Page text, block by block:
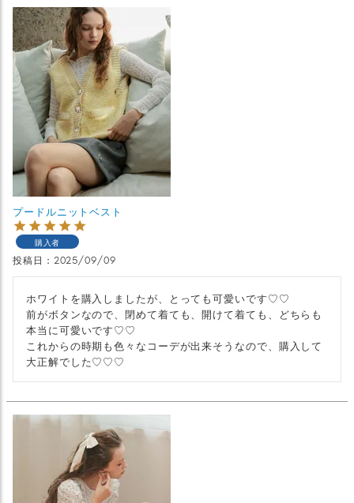
プードルニットベスト
購入者
投稿日 2025/09/09
ホワイトを購入しましたが、とっても可愛いです♡♡
前がボタンなので、閉めて着ても、開けて着ても、どちらも
本当に可愛いです♡♡
これからの時期も色々なコーデが出来そうなので、購入して
大正解でした♡♡♡